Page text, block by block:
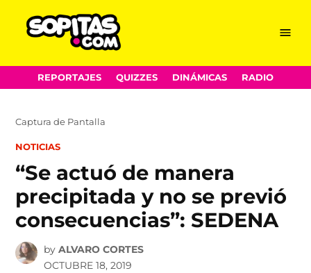
Skip
to
Menu
REPORTAJES QUIZZES DINÁMICAS RADIO
Captura de Pantalla
POSTED
NOTICIAS
“Se actuó de manera
precipitada y no se previó
consecuencias”: SEDENA
by ALVARO CORTES
OCTUBRE 18, 2019